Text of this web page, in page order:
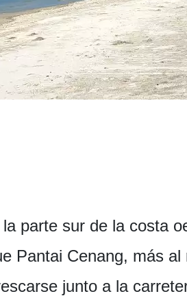
parte sur de la costa
Pantai Cenang, más
junto a la